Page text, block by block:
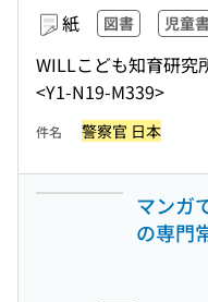
紙 図書 児童
WILLこども知育研究
<Y1-N19-M339>
件名 警察官 日本
マンガ
の専門